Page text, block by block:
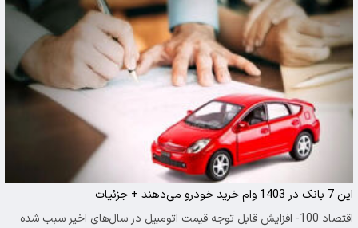
این 7 بانک در 1403 وام خرید خودرو می‌دهند + جزئیات
اقتصاد 100- افزایش قابل توجه قیمت اتومبیل در سال‌های اخیر سبب شده